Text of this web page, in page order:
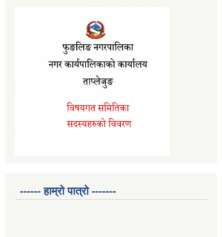
------ हाम्रो पात्रो -------